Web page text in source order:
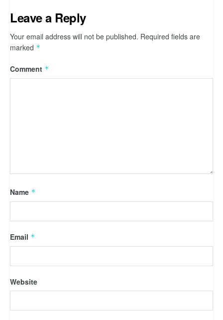
Leave a Reply
Your email address will not be published. Required fields are
marked *
Comment *
Name *
Email *
Website